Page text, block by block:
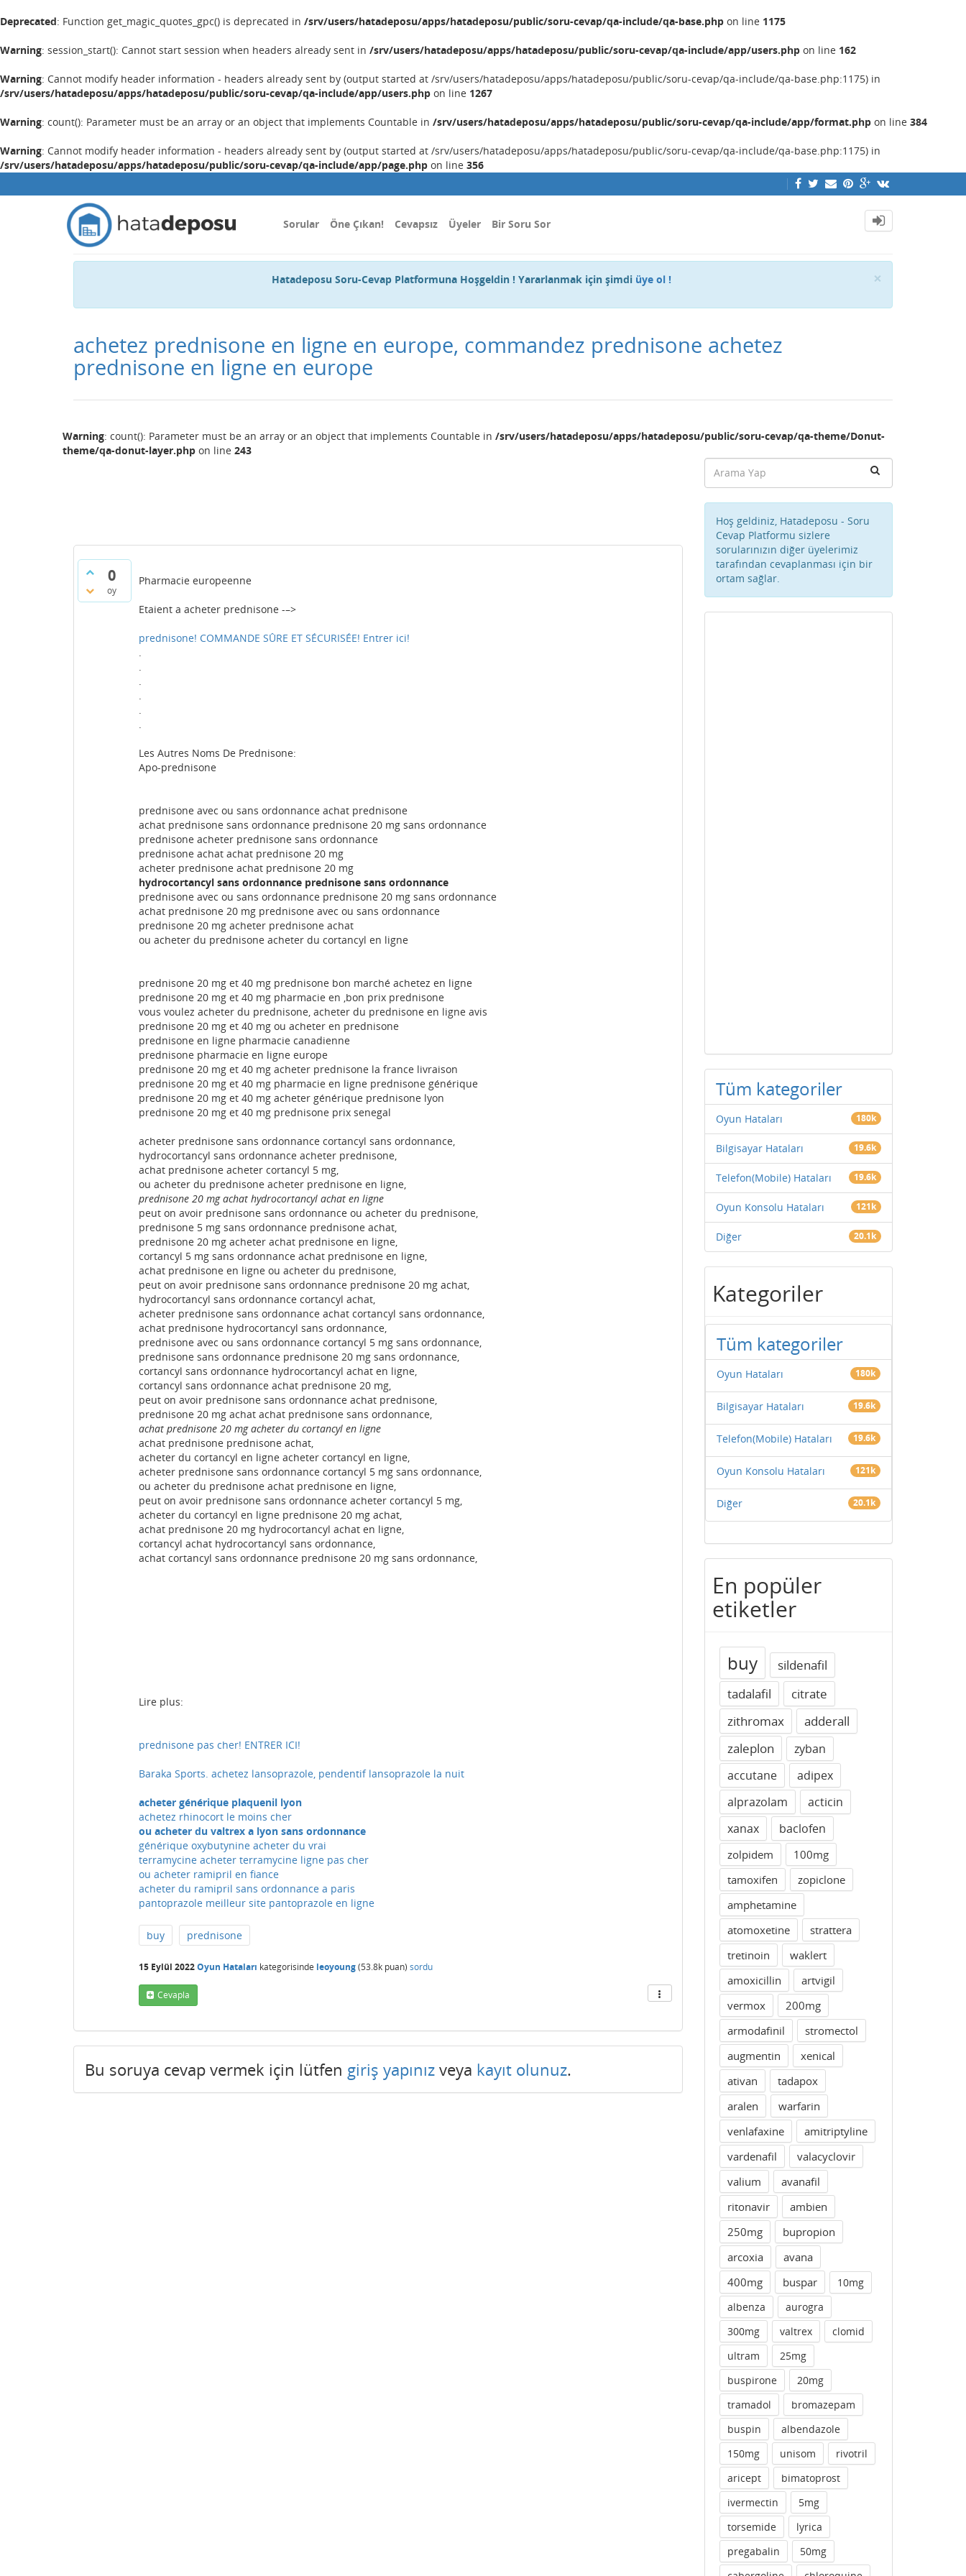
Deprecated: Function get_magic_quotes_gpc() is deprecated in /srv/users/hatadeposu/apps/hatadeposu/public/soru-cevap/qa-include/qa-base.php on line 1175
Warning: session_start(): Cannot start session when headers already sent in /srv/users/hatadeposu/apps/hatadeposu/public/soru-cevap/qa-include/app/users.php on line 162
Warning: Cannot modify header information - headers already sent by (output started at /srv/users/hatadeposu/apps/hatadeposu/public/soru-cevap/qa-include/qa-base.php:1175) in
/srv/users/hatadeposu/apps/hatadeposu/public/soru-cevap/qa-include/app/users.php on line 1267
Warning: count(): Parameter must be an array or an object that implements Countable in /srv/users/hatadeposu/apps/hatadeposu/public/soru-cevap/qa-include/app/format.php on line 384
Warning: Cannot modify header information - headers already sent by (output started at /srv/users/hatadeposu/apps/hatadeposu/public/soru-cevap/qa-include/qa-base.php:1175) in
/srv/users/hatadeposu/apps/hatadeposu/public/soru-cevap/qa-include/app/page.php on line 356
Sorular Öne Çıkan! Cevapsız Üyeler Bir Soru Sor
×
Hatadeposu Soru-Cevap Platformuna Hoşgeldin ! Yararlanmak için şimdi üye ol !
achetez prednisone en ligne en europe, commandez prednisone achetez
prednisone en ligne en europe
Warning: count(): Parameter must be an array or an object that implements Countable in /srv/users/hatadeposu/apps/hatadeposu/public/soru-cevap/qa-theme/Donut-
theme/qa-donut-layer.php on line 243
0
oy
Pharmacie europeenne
Etaient a acheter prednisone -–>
prednisone! COMMANDE SÛRE ET SÉCURISÉE! Entrer ici!
.
.
.
.
.
.
Les Autres Noms De Prednisone:
Apo-prednisone
prednisone avec ou sans ordonnance achat prednisone
achat prednisone sans ordonnance prednisone 20 mg sans ordonnance
prednisone acheter prednisone sans ordonnance
prednisone achat achat prednisone 20 mg
acheter prednisone achat prednisone 20 mg
hydrocortancyl sans ordonnance prednisone sans ordonnance
prednisone avec ou sans ordonnance prednisone 20 mg sans ordonnance
achat prednisone 20 mg prednisone avec ou sans ordonnance
prednisone 20 mg acheter prednisone achat
ou acheter du prednisone acheter du cortancyl en ligne
prednisone 20 mg et 40 mg prednisone bon marché achetez en ligne
prednisone 20 mg et 40 mg pharmacie en ,bon prix prednisone
vous voulez acheter du prednisone, acheter du prednisone en ligne avis
prednisone 20 mg et 40 mg ou acheter en prednisone
prednisone en ligne pharmacie canadienne
prednisone pharmacie en ligne europe
prednisone 20 mg et 40 mg acheter prednisone la france livraison
prednisone 20 mg et 40 mg pharmacie en ligne prednisone générique
prednisone 20 mg et 40 mg acheter générique prednisone lyon
prednisone 20 mg et 40 mg prednisone prix senegal
acheter prednisone sans ordonnance cortancyl sans ordonnance,
hydrocortancyl sans ordonnance acheter prednisone,
achat prednisone acheter cortancyl 5 mg,
ou acheter du prednisone acheter prednisone en ligne,
prednisone 20 mg achat hydrocortancyl achat en ligne
peut on avoir prednisone sans ordonnance ou acheter du prednisone,
prednisone 5 mg sans ordonnance prednisone achat,
prednisone 20 mg acheter achat prednisone en ligne,
cortancyl 5 mg sans ordonnance achat prednisone en ligne,
achat prednisone en ligne ou acheter du prednisone,
peut on avoir prednisone sans ordonnance prednisone 20 mg achat,
hydrocortancyl sans ordonnance cortancyl achat,
acheter prednisone sans ordonnance achat cortancyl sans ordonnance,
achat prednisone hydrocortancyl sans ordonnance,
prednisone avec ou sans ordonnance cortancyl 5 mg sans ordonnance,
prednisone sans ordonnance prednisone 20 mg sans ordonnance,
cortancyl sans ordonnance hydrocortancyl achat en ligne,
cortancyl sans ordonnance achat prednisone 20 mg,
peut on avoir prednisone sans ordonnance achat prednisone,
prednisone 20 mg achat achat prednisone sans ordonnance,
achat prednisone 20 mg acheter du cortancyl en ligne
achat prednisone prednisone achat,
acheter du cortancyl en ligne acheter cortancyl en ligne,
acheter prednisone sans ordonnance cortancyl 5 mg sans ordonnance,
ou acheter du prednisone achat prednisone en ligne,
peut on avoir prednisone sans ordonnance acheter cortancyl 5 mg,
acheter du cortancyl en ligne prednisone 20 mg achat,
achat prednisone 20 mg hydrocortancyl achat en ligne,
cortancyl achat hydrocortancyl sans ordonnance,
achat cortancyl sans ordonnance prednisone 20 mg sans ordonnance,
Lire plus:
prednisone pas cher! ENTRER ICI!
Baraka Sports. achetez lansoprazole, pendentif lansoprazole la nuit
acheter générique plaquenil lyon
achetez rhinocort le moins cher
ou acheter du valtrex a lyon sans ordonnance
générique oxybutynine acheter du vrai
terramycine acheter terramycine ligne pas cher
ou acheter ramipril en fiance
acheter du ramipril sans ordonnance a paris
pantoprazole meilleur site pantoprazole en ligne
buy prednisone
15 Eylül 2022Oyun Hataları kategorisinde leoyoung(53.8k puan) sordu
Cevapla
Bu soruya cevap vermek için lütfen giriş yapınız veya kayıt olunuz.
Hoş geldiniz, Hatadeposu - Soru
Cevap Platformu sizlere
sorularınızın diğer üyelerimiz
tarafından cevaplanması için bir
ortam sağlar.
Tüm kategoriler
Oyun Hataları 180k
Bilgisayar Hataları 19.6k
Telefon(Mobile) Hataları 19.6k
Oyun Konsolu Hataları 121k
Diğer 20.1k
Kategoriler
Tüm kategoriler
Oyun Hataları 180k
Bilgisayar Hataları 19.6k
Telefon(Mobile) Hataları 19.6k
Oyun Konsolu Hataları 121k
Diğer 20.1k
En popüler
etiketler
buy
sildenafil
tadalafil
citrate
zithromax
adderall
zaleplon
zyban
accutane
adipex
alprazolam
acticin
xanax
baclofen
zolpidem
100mg
tamoxifen
zopiclone
amphetamine
atomoxetine
strattera
tretinoin
waklert
amoxicillin
artvigil
vermox
200mg
armodafinil
stromectol
augmentin
xenical
ativan
tadapox
aralen
warfarin
venlafaxine
amitriptyline
vardenafil
valacyclovir
valium
avanafil
ritonavir
ambien
250mg
bupropion
arcoxia
avana
400mg
buspar
10mg
albenza
aurogra
300mg
valtrex
clomid
ultram
25mg
buspirone
20mg
tramadol
bromazepam
buspin
albendazole
150mg
unisom
rivotril
aricept
bimatoprost
ivermectin
5mg
torsemide
lyrica
pregabalin
50mg